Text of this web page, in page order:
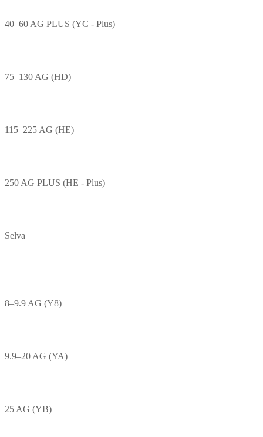
40–60 AG PLUS (YC - Plus)
75–130 AG (HD)
115–225 AG (HE)
250 AG PLUS (HE - Plus)
Selva
8–9.9 AG (Y8)
9.9–20 AG (YA)
25 AG (YB)